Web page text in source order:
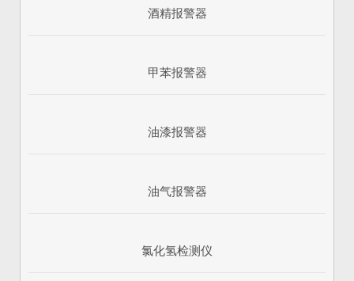
酒精报警器
甲苯报警器
油漆报警器
油气报警器
氯化氢检测仪